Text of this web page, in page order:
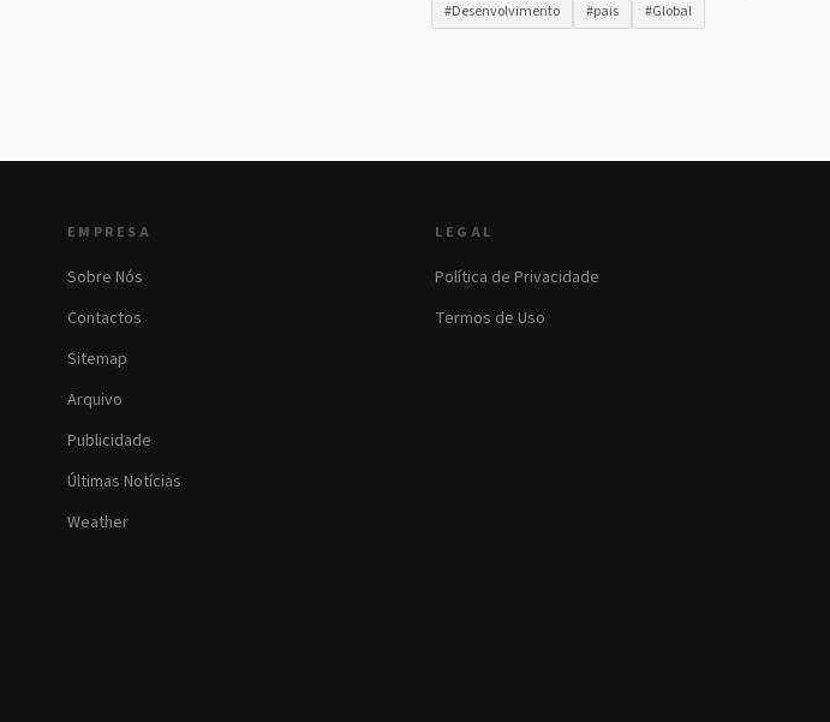
#Desenvolvimento
#pais #Global
EMPRESA
Sobre Nós
Contactos
Sitemap
Arquivo
Publicidade
Últimas Notícias
Weather
LEGAL
Política de Privacidade
Termos de Uso